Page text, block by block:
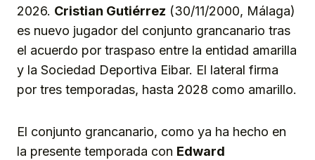
2026. Cristian Gutiérrez (30/11/2000, Málaga)
es nuevo jugador del conjunto grancanario tras
el acuerdo por traspaso entre la entidad amarilla
y la Sociedad Deportiva Eibar. El lateral firma
por tres temporadas, hasta 2028 como amarillo.
El conjunto grancanario, como ya ha hecho en
la presente temporada con Edward